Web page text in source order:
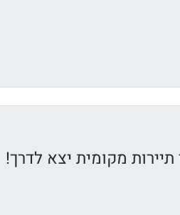
תיירות מקומית יצא לדרך!